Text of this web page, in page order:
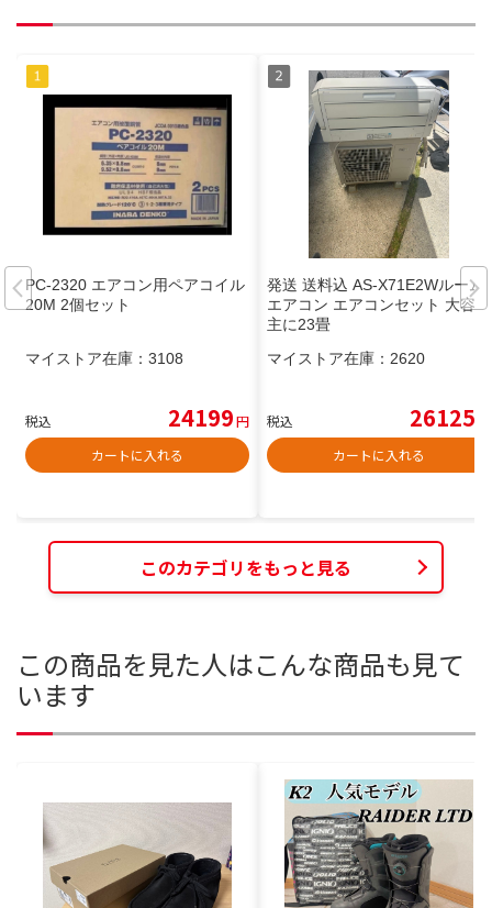
PC-2320 エアコン用ペアコイル
20M 2個セット
マイストア在庫： 3108
税込 24199円
カートに入れる
発送 送料込 AS-X71E2Wルーム
エアコン エアコンセット 大容量
主に23畳
マイストア在庫： 2620
税込 26125
カートに入れる
このカテゴリをもっと見る
この商品を見た人はこんな商品も見て
います